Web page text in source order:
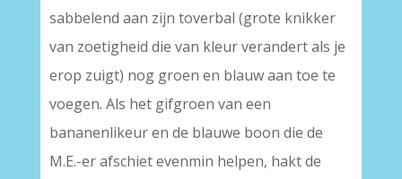
sabbelend aan zijn toverbal (grote knikker
van zoetigheid die van kleur verandert als je
erop zuigt) nog groen en blauw aan toe te
voegen. Als het gifgroen van een
bananenlikeur en de blauwe boon die de
M.E.-er afschiet evenmin helpen, hakt de